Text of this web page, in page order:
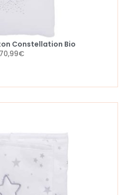
Constellation Bio
70,99€